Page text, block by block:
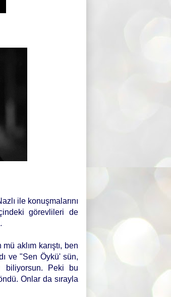
ile konuşmalarını
görevlileri de
aklım karıştı, ben
ve "Sen Öykü' sün,
biliyorsun. Peki bu
Onlar da sırayla